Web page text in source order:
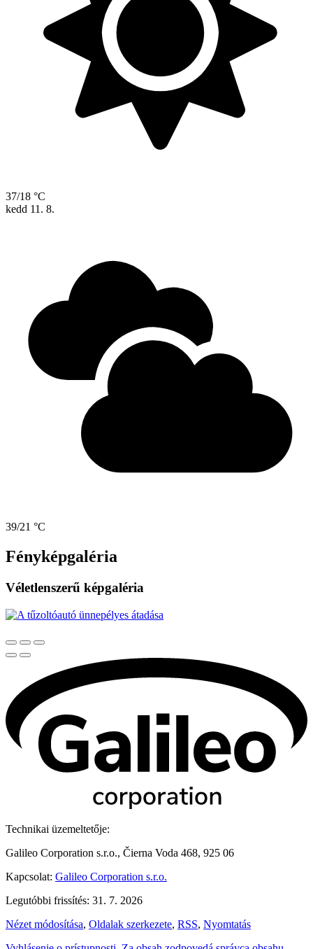
37/18 °C
kedd 11. 8.
39/21 °C
Fényképgaléria
Véletlenszerű képgaléria
Technikai üzemeltetője:
Galileo Corporation s.r.o., Čierna Voda 468, 925 06
Kapcsolat: Galileo Corporation s.r.o.
Legutóbbi frissítés: 31. 7. 2026
Nézet módosítása, Oldalak szerkezete, RSS, Nyomtatás